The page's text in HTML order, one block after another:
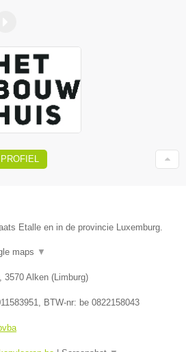
Etalle en in de provincie Luxemburg.
maps ▼
, 3570 Alken (Limburg)
, BTW-nr: be 0822158043